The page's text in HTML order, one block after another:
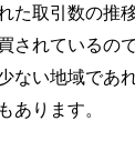
た取引数の推
されているの
ない地域であ
ります。